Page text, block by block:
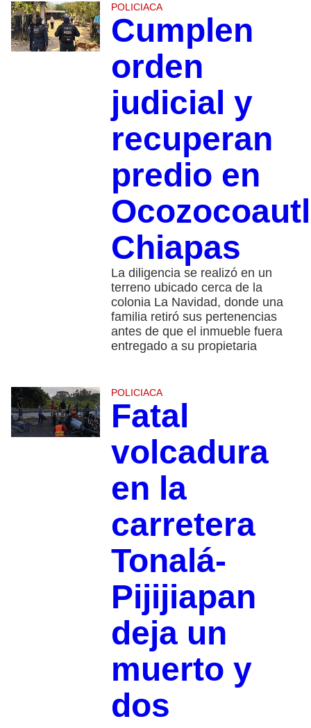
POLICIACA
Cumplen
orden
judicial y
recuperan
predio en
Chiapas
La diligencia se realizó en un
terreno ubicado cerca de la
colonia La Navidad, donde una
familia retiró sus pertenencias
antes de que el inmueble fuera
entregado a su propietaria
POLICIACA
Fatal
volcadura
en la
carretera
Tonalá-
Pijijiapan
deja un
muerto y
dos